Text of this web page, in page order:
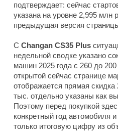
подтверждает: сейчас
указана на уровне 2,995 млн
предыдущая версия
С Changan CS35 Plus
недельной сводке указано
машин 2025 года с 260 до
открытой сейчас странице
отображается прямая
тыс. отдельно указаны как
Поэтому перед покупкой
конкретный год автомобиля
только итоговую цифру из